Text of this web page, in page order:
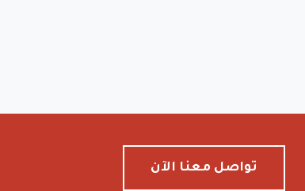
تواصل معنا الآن